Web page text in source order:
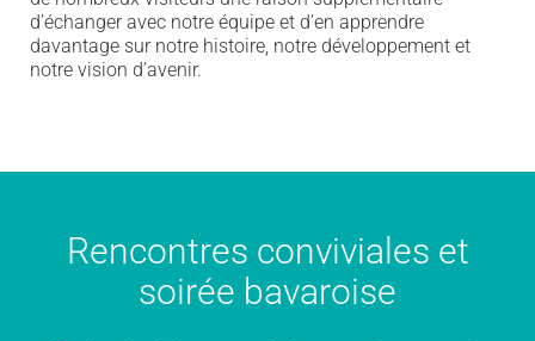
d’échanger avec notre équipe et d’en apprendre
davantage sur notre histoire, notre développement et
notre vision d’avenir.
Rencontres conviviales et
soirée bavaroise